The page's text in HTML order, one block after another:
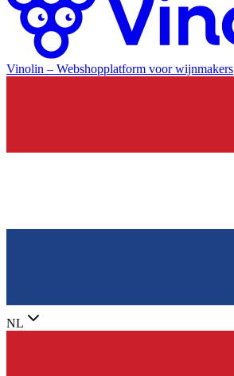
Vinolin – Webshopplatform voor wijnmakers
NL